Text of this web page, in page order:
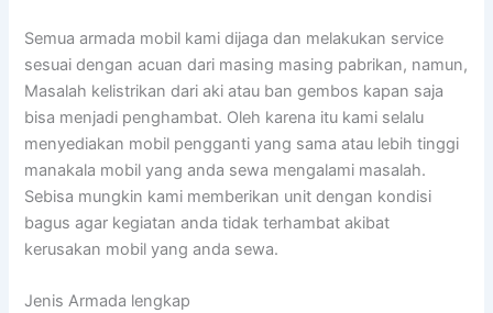
Semua armada mobil kami dijaga dan melakukan service
sesuai dengan acuan dari masing masing pabrikan, namun,
Masalah kelistrikan dari aki atau ban gembos kapan saja
bisa menjadi penghambat. Oleh karena itu kami selalu
menyediakan mobil pengganti yang sama atau lebih tinggi
manakala mobil yang anda sewa mengalami masalah.
Sebisa mungkin kami memberikan unit dengan kondisi
bagus agar kegiatan anda tidak terhambat akibat
kerusakan mobil yang anda sewa.
Jenis Armada lengkap